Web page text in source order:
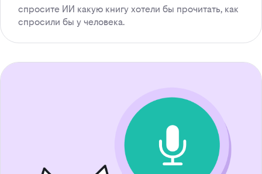
спросите ИИ какую книгу хотели бы прочитать, как
спросили бы у человека.